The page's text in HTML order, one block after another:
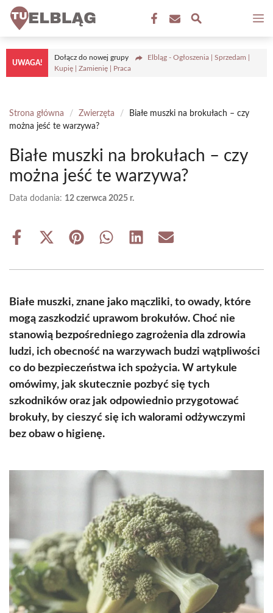
Przejdź
treści
UWAGA!
Dołącz do nowej grupy
Elbląg - Ogłoszenia | Sprzedam |
Kupię | Zamienię | Praca
Strona główna / Zwierzęta /
Białe muszki na brokułach – czy
można jeść te warzywa?
Białe muszki na brokułach – czy
można jeść te warzywa?
Data dodania: 12 czerwca 2025 r.
Share
Share
(Twitter)
Share Share Share Share
Białe muszki, znane jako mączliki, to owady, które
mogą zaszkodzić uprawom brokułów. Choć nie
stanowią bezpośredniego zagrożenia dla zdrowia
ludzi, ich obecność na warzywach budzi wątpliwości
co do bezpieczeństwa ich spożycia. W artykule
omówimy, jak skutecznie pozbyć się tych
szkodników oraz jak odpowiednio przygotować
brokuły, by cieszyć się ich walorami odżywczymi
bez obaw o higienę.